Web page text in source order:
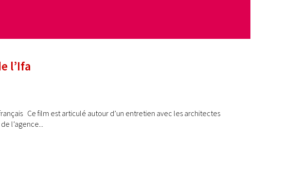
l’Ifa
Ce film est articulé autour d’un entretien avec les architectes
l’agence...